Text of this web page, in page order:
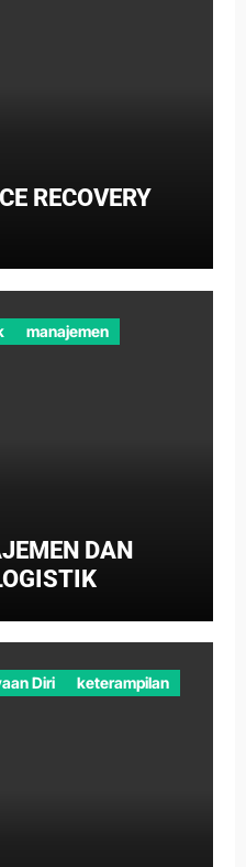
RECOVERY
manajemen
DAN
Diri keterampilan